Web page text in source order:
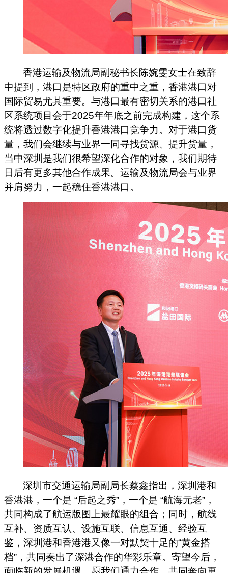
香港运输及物流局副秘书长陈婉雯女士在致辞
中提到，港口是特区政府的重中之重，香港港口对
国际贸易尤其重要。与港口最有密切关系的港口社
区系统项目会于2025年年底之前完成构建，这个系
统将透过数字化提升香港港口竞争力。对于港口货
量，我们会继续与业界一同寻找货源、提升货量，
当中深圳是我们很希望深化合作的对象，我们期待
日后有更多其他合作成果。运输及物流局会与业界
并肩努力，一起稳住香港港口。
深圳市交通运输局副局长蔡鑫指出，深圳港和
香港港，一个是 “后起之秀”，一个是 “航海元老”，
共同构成了航运版图上最耀眼的组合；同时，航线
互补、资质互认、设施互联、信息互通、经验互
鉴，深圳港和香港港又像一对默契十足的“黄金搭
档”，共同奏出了深港合作的华彩乐章。寄望今后，